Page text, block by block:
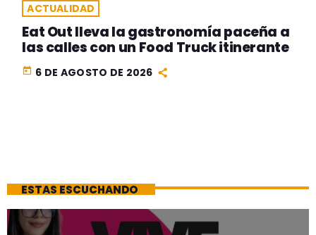
ACTUALIDAD
Eat Out lleva la gastronomía paceña a
las calles con un Food Truck itinerante
today 6 DE AGOSTO DE 2026
ESTAS ESCUCHANDO